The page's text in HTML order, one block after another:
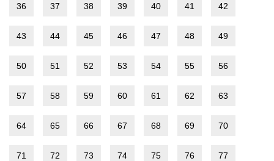
36 37 38 39 40 41 42
43 44 45 46 47 48 49
50 51 52 53 54 55 56
57 58 59 60 61 62 63
64 65 66 67 68 69 70
71 72 73 74 75 76 77